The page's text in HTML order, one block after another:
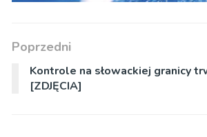
Poprzedni
Kontrole na słowackiej granicy
[ZDJĘCIA]